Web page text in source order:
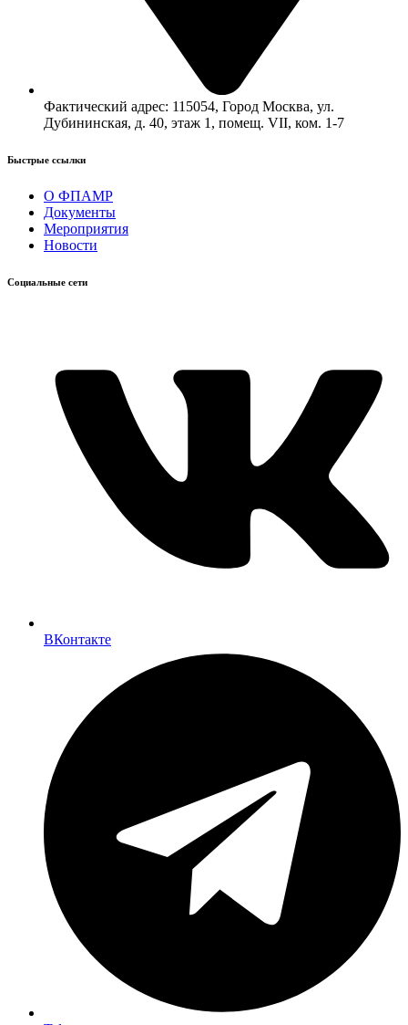
Фактический адрес: 115054, Город Москва, ул.
Дубининская, д. 40, этаж 1, помещ. VII, ком. 1-7
Быстрые ссылки​
О ФПАМР
Документы
Мероприятия
Новости
Социальные сети
ВКонтакте